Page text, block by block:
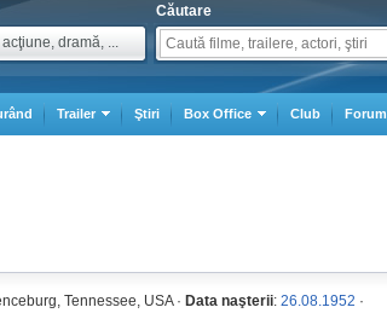
dramă, ...
Căutare
Trailer Ştiri Box Office Club Forum
Tennessee, USA · Data naşterii: 26.08.1952 ·